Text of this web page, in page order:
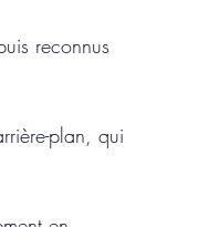
reconnus
plan, qui